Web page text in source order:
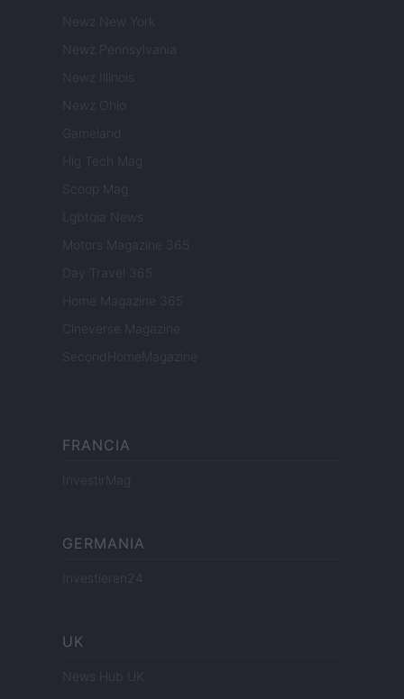
Newz New York
Newz Pennsylvania
Newz Illinois
Newz Ohio
Gameland
Hig Tech Mag
Scoop Mag
Lgbtqia News
Motors Magazine 365
Day Travel 365
Home Magazine 365
Cineverse Magazine
SecondHomeMagazine
FRANCIA
InvestirMag
GERMANIA
Investieren24
UK
News Hub UK